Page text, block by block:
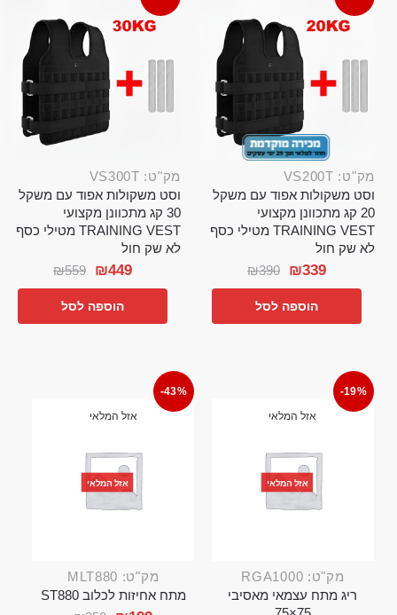
מק"ט: VS200T
וסט משקולות אפוד עם משקל
20 קג מתכוונן מקצועי
TRAINING VEST מטילי כסף
לא שק חול
₪390 ₪339
הוספה לסל
מק"ט: VS300T
וסט משקולות אפוד עם משקל
30 קג מתכוונן מקצועי
TRAINING VEST מטילי כסף
לא שק חול
₪559 ₪449
הוספה לסל
-19%
אזל המלאי
אזל המלאי
מק"ט: RGA1000
ריג מתח עצמאי מאסיבי
-43%
אזל המלאי
אזל המלאי
מק"ט: MLT880
מתח אחיזות לכלוב ST880